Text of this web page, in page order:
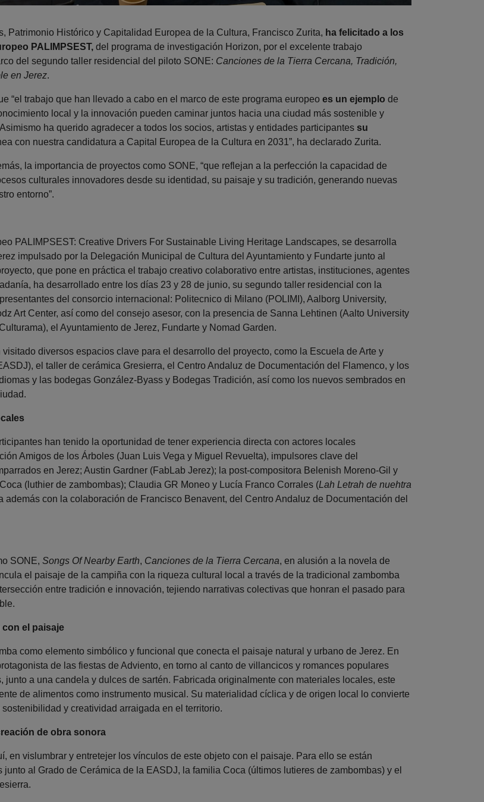
Patrimonio Histórico y Capitalidad Europea de la Cultura, Francisco Zurita, ha felicitado a los
PALIMPSEST, del programa de investigación Horizon, por el excelente trabajo
del segundo taller residencial del piloto SONE: Canciones de la Tierra Cercana, Tradición,
en Jerez.
“el trabajo que han llevado a cabo en el marco de este programa europeo es un ejemplo de
local y la innovación pueden caminar juntos hacia una ciudad más sostenible y
ha querido agradecer a todos los socios, artistas y entidades participantes su
con nuestra candidatura a Capital Europea de la Cultura en 2031”, ha declarado Zurita.
la importancia de proyectos como SONE, “que reflejan a la perfección la capacidad de
culturales innovadores desde su identidad, su paisaje y su tradición, generando nuevas
entorno”.
PALIMPSEST: Creative Drivers For Sustainable Living Heritage Landscapes, se desarrolla
impulsado por la Delegación Municipal de Cultura del Ayuntamiento y Fundarte junto al
que pone en práctica el trabajo creativo colaborativo entre artistas, instituciones, agentes
ha desarrollado entre los días 23 y 28 de junio, su segundo taller residencial con la
del consorcio internacional: Politecnico di Milano (POLIMI), Aalborg University,
Art Center, así como del consejo asesor, con la presencia de Sanna Lehtinen (Aalto University
el Ayuntamiento de Jerez, Fundarte y Nomad Garden.
diversos espacios clave para el desarrollo del proyecto, como la Escuela de Arte y
el taller de cerámica Gresierra, el Centro Andaluz de Documentación del Flamenco, y los
y las bodegas González-Byass y Bodegas Tradición, así como los nuevos sembrados en
han tenido la oportunidad de tener experiencia directa con actores locales
Amigos de los Árboles (Juan Luis Vega y Miguel Revuelta), impulsores clave del
en Jerez; Austin Gardner (FabLab Jerez); la post-compositora Belenish Moreno-Gil y
(luthier de zambombas); Claudia GR Moneo y Lucía Franco Corrales (Lah Letrah de nuehtra
además con la colaboración de Francisco Benavent, del Centro Andaluz de Documentación del
SONE, Songs Of Nearby Earth, Canciones de la Tierra Cercana, en alusión a la novela de
el paisaje de la campiña con la riqueza cultural local a través de la tradicional zambomba
entre tradición e innovación, tejiendo narrativas colectivas que honran el pasado para
el paisaje
como elemento simbólico y funcional que conecta el paisaje natural y urbano de Jerez. En
de las fiestas de Adviento, en torno al canto de villancicos y romances populares
junto a una candela y dulces de sartén. Fabricada originalmente con materiales locales, este
de alimentos como instrumento musical. Su materialidad cíclica y de origen local lo convierte
y creatividad arraigada en el territorio.
de obra sonora
en vislumbrar y entretejer los vínculos de este objeto con el paisaje. Para ello se están
al Grado de Cerámica de la EASDJ, la familia Coca (últimos lutieres de zambombas) y el